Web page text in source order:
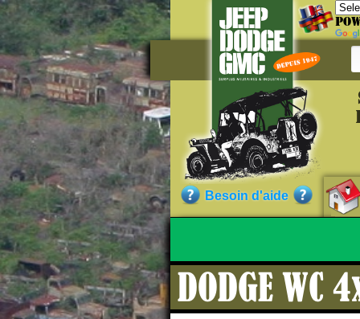
Besoin d'aide
DODGE
CC922156
Qualité :
Sans garantie.)
Nos